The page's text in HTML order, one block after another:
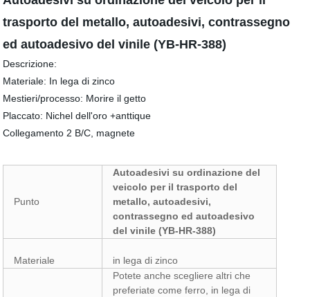
trasporto del metallo, autoadesivi, contrassegno
ed autoadesivo del vinile (YB-HR-388)
Descrizione:
Materiale: In lega di zinco
Mestieri/processo: Morire il getto
Placcato: Nichel dell'oro +anttique
Collegamento 2 B/C, magnete
Punto
Autoadesivi su ordinazione del
veicolo per il trasporto del
metallo, autoadesivi,
contrassegno ed autoadesivo
del vinile (YB-HR-388)
Materiale
in lega di zinco
Potete anche scegliere altri che
preferiate come ferro, in lega di